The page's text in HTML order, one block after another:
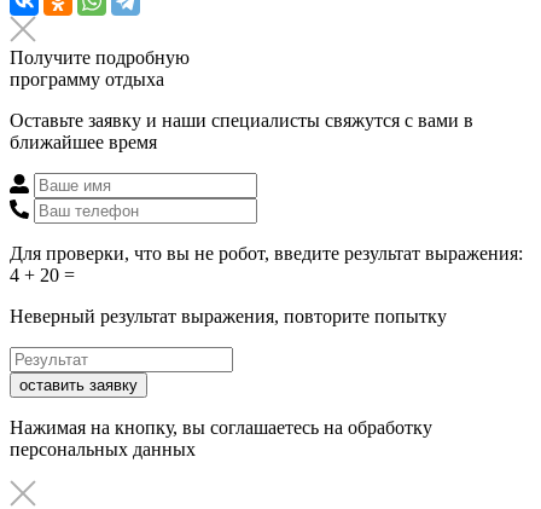
Получите подробную
программу отдыха
Оставьте заявку и наши специалисты свяжутся с вами в
ближайшее время
Для проверки, что вы не робот, введите результат выражения:
4 + 20 =
Неверный результат выражения, повторите попытку
оставить заявку
Нажимая на кнопку, вы соглашаетесь на обработку
персональных данных